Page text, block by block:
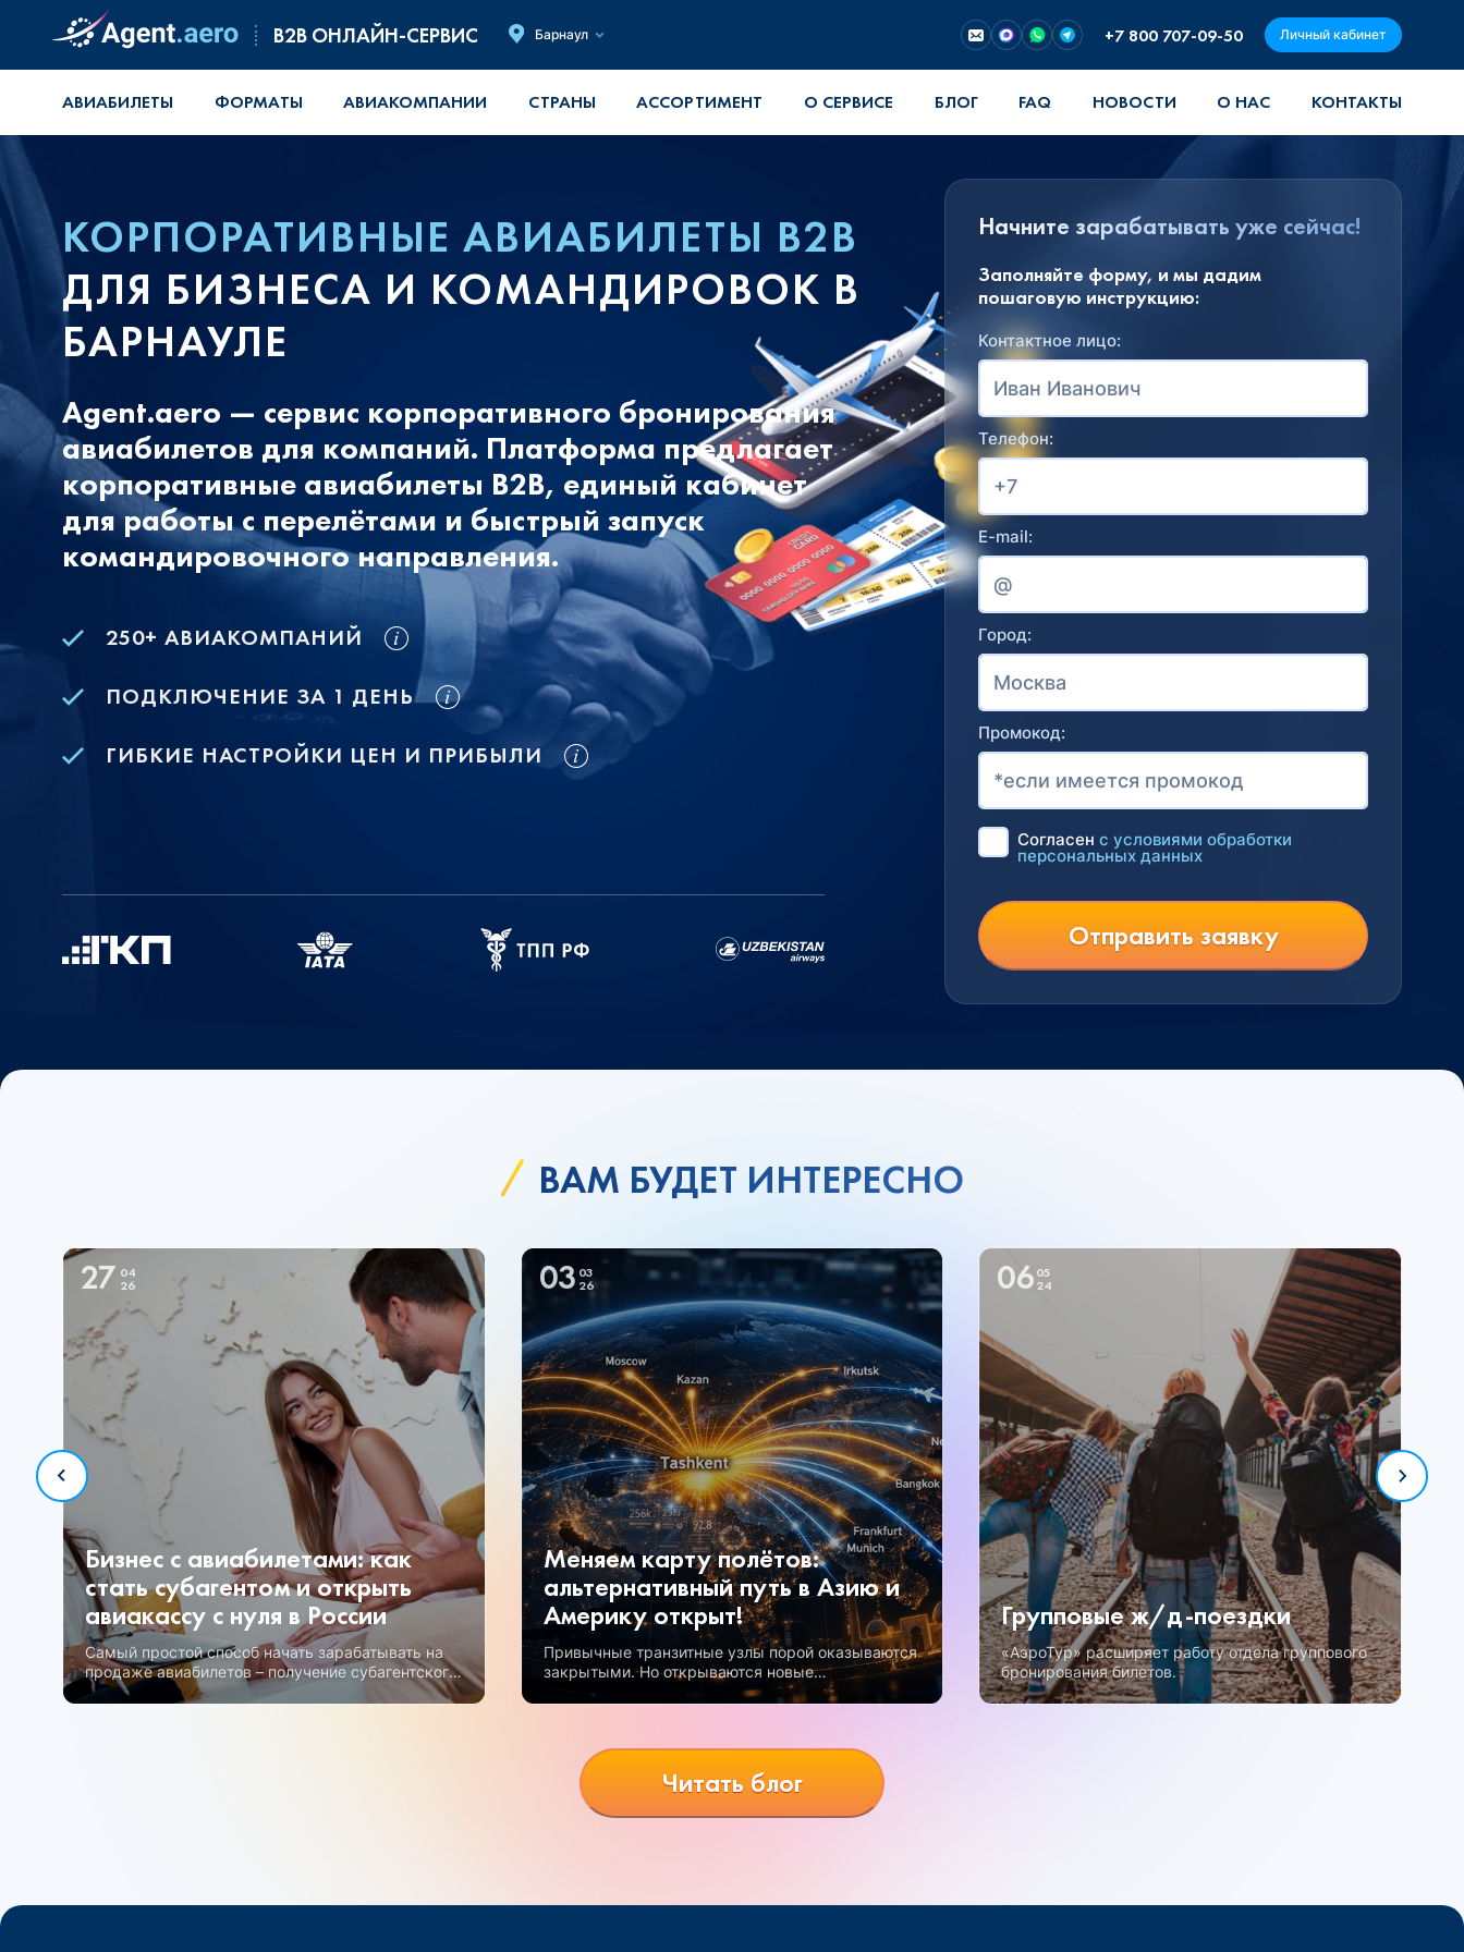
B2B ОНЛАЙН-СЕРВИС Барнаул +7 800 707-09-50 Личный кабинет
АВИАБИЛЕТЫ ФОРМАТЫ АВИАКОМПАНИИ СТРАНЫ АССОРТИМЕНТ О СЕРВИСЕ БЛОГ FAQ НОВОСТИ О НАС КОНТАКТЫ
КОРПОРАТИВНЫЕ АВИАБИЛЕТЫ B2B
ДЛЯ БИЗНЕСА И КОМАНДИРОВОК В
БАРНАУЛЕ
Agent.aero — сервис корпоративного бронирования
авиабилетов для компаний. Платформа предлагает
корпоративные авиабилеты B2B, единый кабинет
для работы с перелётами и быстрый запуск
командировочного направления.
250+ АВИАКОМПАНИЙ
ПОДКЛЮЧЕНИЕ ЗА 1 ДЕНЬ
ГИБКИЕ НАСТРОЙКИ ЦЕН И ПРИБЫЛИ
Начните зарабатывать уже сейчас!
Заполняйте форму, и мы дадим
пошаговую инструкцию:
Контактное лицо:
Телефон:
E-mail:
Город:
Промокод:
Согласен с условиями обработки
персональных данных
Отправить заявку
ВАМ БУДЕТ ИНТЕРЕСНО
27 04
26
Бизнес с авиабилетами: как
стать субагентом и открыть
авиакассу с нуля в России
Самый простой способ начать зарабатывать на
продаже авиабилетов – получение субагентского
статуса.
03 03
26
Меняем карту полётов:
альтернативный путь в Азию и
Америку открыт!
Привычные транзитные узлы порой оказываются
закрытыми. Но открываются новые
возможности, и одна из самых перспективных —
полеты через Узбекистан.
0605
24
Групповые ж/д-поездки
«АэроТур» расширяет работу отдела группового
бронирования билетов.
Читать блог